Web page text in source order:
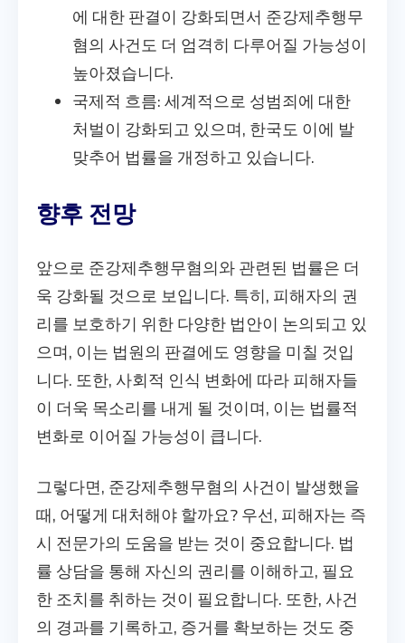
에 대한 판결이 강화되면서 준강제추행무
혐의 사건도 더 엄격히 다루어질 가능성이
높아졌습니다.
국제적 흐름: 세계적으로 성범죄에 대한
처벌이 강화되고 있으며, 한국도 이에 발
맞추어 법률을 개정하고 있습니다.
향후 전망
앞으로 준강제추행무혐의와 관련된 법률은 더
욱 강화될 것으로 보입니다. 특히, 피해자의 권
리를 보호하기 위한 다양한 법안이 논의되고 있
으며, 이는 법원의 판결에도 영향을 미칠 것입
니다. 또한, 사회적 인식 변화에 따라 피해자들
이 더욱 목소리를 내게 될 것이며, 이는 법률적
변화로 이어질 가능성이 큽니다.
그렇다면, 준강제추행무혐의 사건이 발생했을
때, 어떻게 대처해야 할까요? 우선, 피해자는 즉
시 전문가의 도움을 받는 것이 중요합니다. 법
률 상담을 통해 자신의 권리를 이해하고, 필요
한 조치를 취하는 것이 필요합니다. 또한, 사건
의 경과를 기록하고, 증거를 확보하는 것도 중